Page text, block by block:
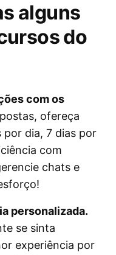
alguns
do
com os
ofereça
dia, 7 dias por
com
chats e
personalizada.
se sinta
experiência por